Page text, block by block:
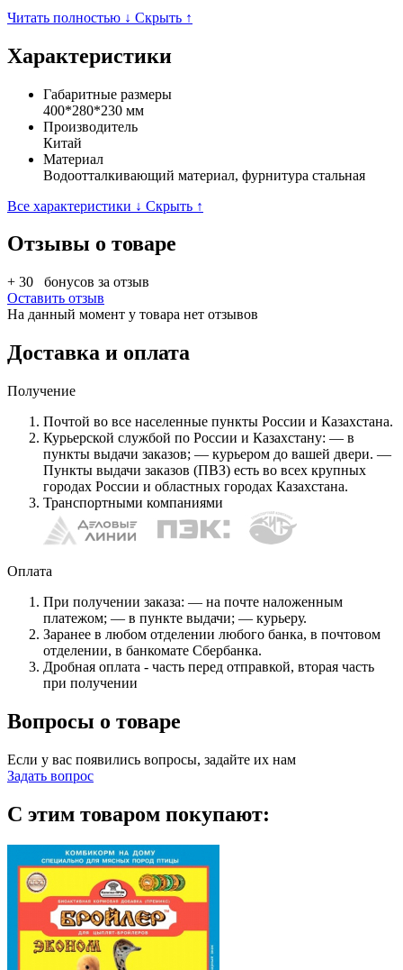
Читать полностью ↓ Скрыть ↑
Характеристики
Габаритные размеры
400*280*230 мм
Производитель
Китай
Материал
Водоотталкивающий материал, фурнитура стальная
Все характеристики ↓ Скрыть ↑
Отзывы о товаре
+ 30
бонусов за отзыв
Оставить отзыв
На данный момент у товара нет отзывов
Доставка и оплата
Получение
Почтой во все населенные пункты России и Казахстана.
Курьерской службой по России и Казахстану: — в
пункты выдачи заказов; — курьером до вашей двери. —
Пункты выдачи заказов (ПВЗ) есть во всех крупных
городах России и областных городах Казахстана.
Транспортными компаниями
Оплата
При получении заказа: — на почте наложенным
платежом; — в пункте выдачи; — курьеру.
Заранее в любом отделении любого банка, в почтовом
отделении, в банкомате Сбербанка.
Дробная оплата - часть перед отправкой, вторая часть
при получении
Вопросы о товаре
Если у вас появились вопросы, задайте их нам
Задать вопрос
С этим товаром покупают: